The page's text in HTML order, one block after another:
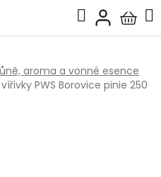
Hledat
košík
aroma a vonné esence
PWS Borovice pinie 250